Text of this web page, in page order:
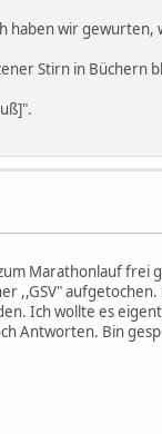
haben wir
Stirn in Büchern
Marathonlauf frei
,,GSV" aufgetochen.
Ich wollte es
Antworten. Bin